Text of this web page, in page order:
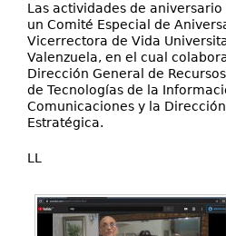
Las actividades de
un Comité Especial de
Vicerrectora de Vida
Valenzuela, en el cual
Dirección General de
de Tecnologías de la
Comunicaciones y la
Estratégica.
LL